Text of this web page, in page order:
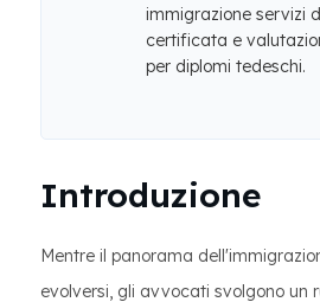
immigrazione servizi
certificata e
per diplomi tedeschi.
Introduzione
Mentre il panorama
evolversi, gli avvocati svolgono un